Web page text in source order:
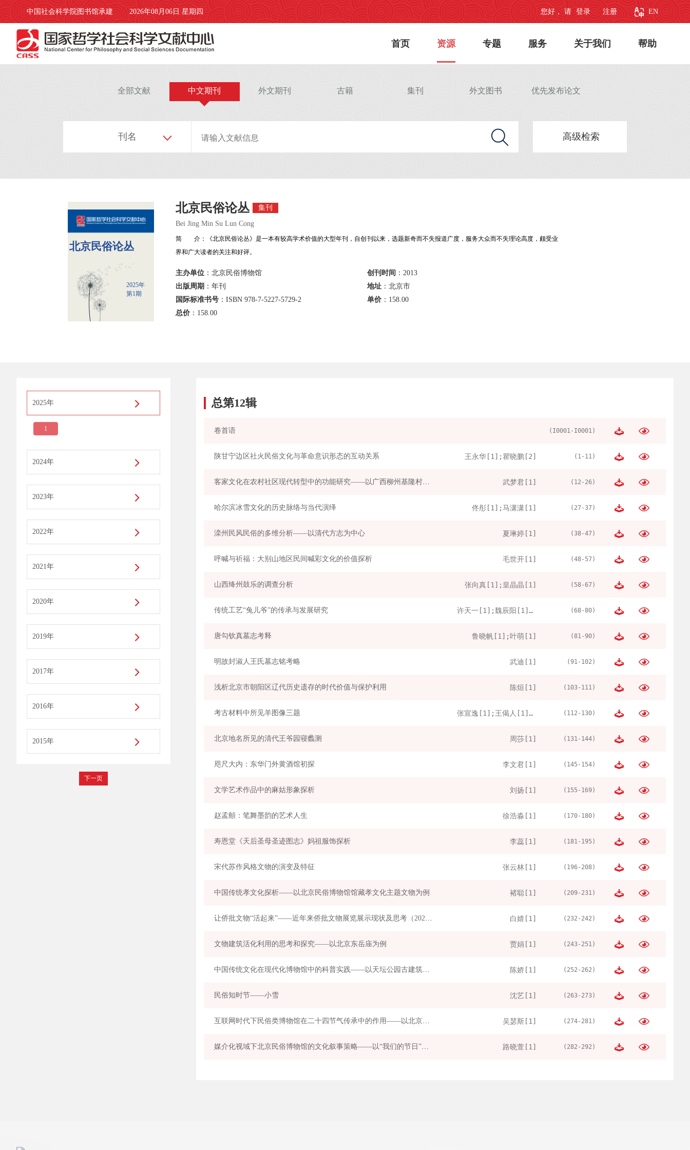
您好， 请 登录 注册 EN
2026年08月06日 星期四
中国社会科学院图书馆承建
首页 资源 专题 服务 关于我们 帮助
全部文献 中文期刊 外文期刊 古籍 集刊 外文图书 优先发布论文
刊名 高级检索
北京民俗论丛
2025年
第1期
北京民俗论丛 集刊
Bei Jing Min Su Lun Cong
简 介：《北京民俗论丛》是一本有较高学术价值的大型年刊，自创刊以来，选题新奇而不失报道广度，服务大众而不失理论高度，颇受业
界和广大读者的关注和好评。
主办单位 ：北京民俗博物馆 创刊时间 ：2013
出版周期 ：年刊 地址：北京市
国际标准书号 ：ISBN 978-7-5227-5729-2 单价： 158.00
总价 ： 158.00
2025年
1
2024年
2023年
2022年
2021年
2020年
2019年
2017年
2016年
2015年
下一页
总第12辑
卷首语 (I0001-I0001)
陕甘宁边区社火民俗文化与革命意识形态的互动关系 王永华[1];瞿晓鹏[2] (1-11)
客家文化在农村社区现代转型中的功能研究——以广西柳州基隆村上灯节为考察对象 武梦君[1] (12-26)
哈尔滨冰雪文化的历史脉络与当代演绎 佟彤[1];马潇潇[1] (27-37)
滦州民风民俗的多维分析——以清代方志为中心 夏琳婷[1] (38-47)
呼喊与祈福：大别山地区民间喊彩文化的价值探析 毛世开[1] (48-57)
山西绛州鼓乐的调查分析 张向真[1];皇晶晶[1] (58-67)
传统工艺“兔儿爷”的传承与发展研究 许天一[1];魏辰阳[1];彭雨馨[1];杨惠予[1];郭虹宏[1] (68-80)
唐勾钦真墓志考释 鲁晓帆[1];叶萌[1] (81-90)
明故封淑人王氏墓志铭考略 武迪[1] (91-102)
浅析北京市朝阳区辽代历史遗存的时代价值与保护利用 陈烜[1] (103-111)
考古材料中所见羊图像三题 张宣逸[1];王偈人[1];郑玉[2];刘姝妹[3] (112-130)
北京地名所见的清代王爷园寝蠡测 周莎[1] (131-144)
咫尺大内：东华门外黄酒馆初探 李文君[1] (145-154)
文学艺术作品中的麻姑形象探析 刘扬[1] (155-169)
赵孟頫：笔舞墨韵的艺术人生 徐浩淼[1] (170-180)
寿恩堂《天后圣母圣迹图志》妈祖服饰探析 李蕊[1] (181-195)
宋代苏作风格文物的演变及特征 张云林[1] (196-208)
中国传统孝文化探析——以北京民俗博物馆馆藏孝文化主题文物为例 褚聪[1] (209-231)
让侨批文物“活起来”——近年来侨批文物展览展示现状及思考（2020—2024） 白婧[1] (232-242)
文物建筑活化利用的思考和探究——以北京东岳庙为例 贾娟[1] (243-251)
中国传统文化在现代化博物馆中的科普实践——以天坛公园古建筑系列课程进校园项目为例 陈娇[1] (252-262)
民俗知时节——小雪 沈艺[1] (263-273)
互联网时代下民俗类博物馆在二十四节气传承中的作用——以北京民俗博物馆为例 吴瑟斯[1] (274-281)
媒介化视域下北京民俗博物馆的文化叙事策略——以“我们的节日”系列活动为例 路晓萱[1] (282-292)